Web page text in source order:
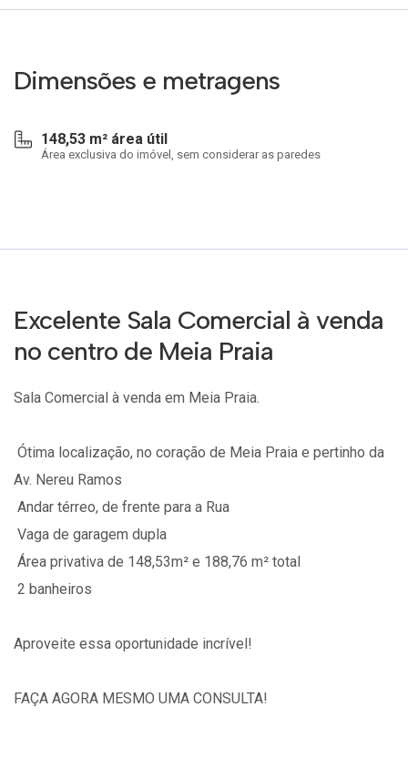
Dimensões e metragens
148,53 m² área útil
Área exclusiva do imóvel, sem considerar as paredes
Excelente Sala Comercial à venda
no centro de Meia Praia
Sala Comercial à venda em Meia Praia.
 Ótima localização, no coração de Meia Praia e pertinho da
Av. Nereu Ramos
 Andar térreo, de frente para a Rua
 Vaga de garagem dupla
 Área privativa de 148,53m² e 188,76 m² total
 2 banheiros
Aproveite essa oportunidade incrível!
FAÇA AGORA MESMO UMA CONSULTA!